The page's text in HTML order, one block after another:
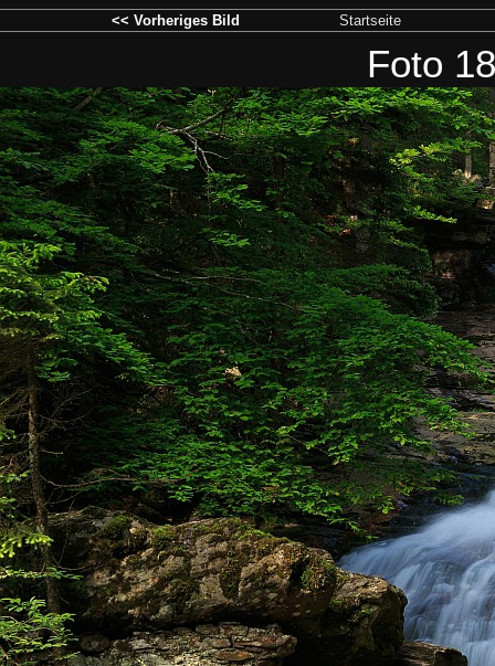
<< Vorheriges Bild Startseite
Foto